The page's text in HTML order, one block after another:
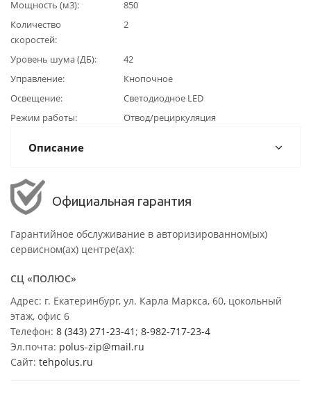
Мощность (м3)
850
Количество
скоростей
2
Уровень шума (ДБ)
42
Управление
Кнопочное
Освещение
Светодиодное LED
Режим работы
Отвод/рециркуляция
Описание
Официальная гарантия
Гарантийное обслуживание в авторизированном(ых)
сервисном(ах) центре(ах):
СЦ «ПОЛЮС»
Адрес: г. Екатеринбург, ул. Карла Маркса, 60, цокольный
этаж, офис 6
Телефон: 8 (343) 271-23-41 ; 8-982-717-23-4
Эл.почта: polus-zip@mail.ru
Сайт: tehpolus.ru